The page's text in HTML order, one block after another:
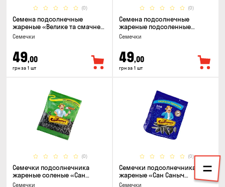
(0)
Семена подсолнечные
жареные «Велике та смачне
ЗЕРНЯ», 90г
Семечки
49,00
грн за 1 шт
(0)
Семена подсолнечные
жареные подсоленные
«Велике та смачне ЗЕРНЯ»,
Семечки
49,00
грн за 1 шт
(0)
Семечки подсолнечника
жареные соленые «Сан
Саныч», 155г
Семечки
(0)
Семечки подсолнечника
жареные «Сан Саныч
Премиум полосатые», 95г
Семечки